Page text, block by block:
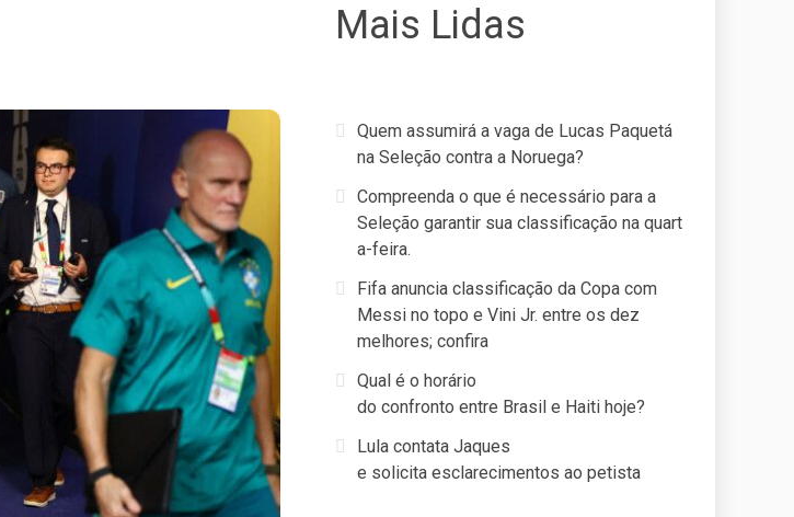
Mais Lidas
Quem assumirá a vaga de Lucas Paquetá
na Seleção contra a Noruega?
Compreenda o que é necessário para a
Seleção garantir sua classificação na quart
a-feira.
Fifa anuncia classificação da Copa com
Messi no topo e Vini Jr. entre os dez
melhores; confira
Qual é o horário
do confronto entre Brasil e Haiti hoje?
Lula contata Jaques
e solicita esclarecimentos ao petista